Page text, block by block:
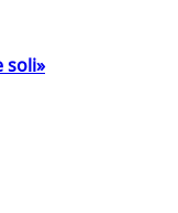
soli»